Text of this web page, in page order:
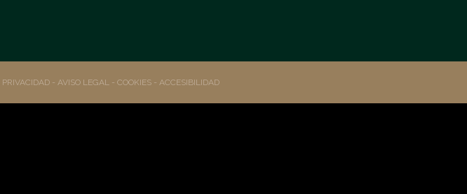
PRIVACIDAD - AVISO LEGAL - COOKIES - ACCESIBILIDAD